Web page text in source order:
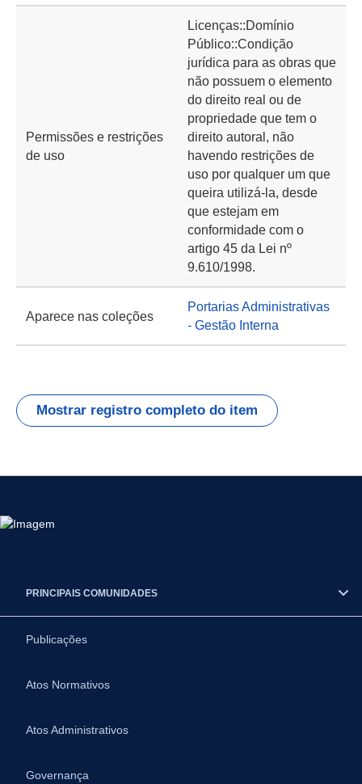
Permissões e restrições
de uso
Licenças::Domínio
Público::Condição
jurídica para as obras que
não possuem o elemento
do direito real ou de
propriedade que tem o
direito autoral, não
havendo restrições de
uso por qualquer um que
queira utilizá-la, desde
que estejam em
conformidade com o
artigo 45 da Lei nº
9.610/1998.
Aparece nas coleções
Portarias Administrativas
- Gestão Interna
Mostrar registro completo do item
PRINCIPAIS COMUNIDADES
Publicações
Atos Normativos
Atos Administrativos
Governança